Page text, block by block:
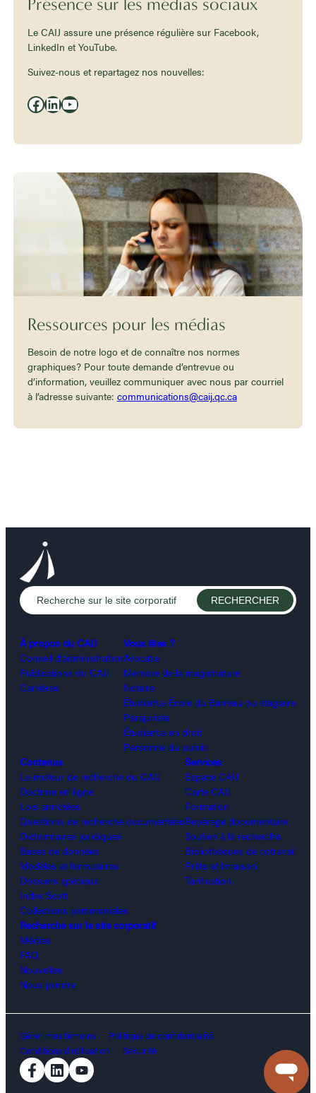
Présence sur les médias sociaux
Le CAIJ assure une présence régulière sur Facebook,
LinkedIn et YouTube.
Suivez-nous et repartagez nos nouvelles:
Facebook
LinkedIn
YouTube
Ressources pour les médias
Besoin de notre logo et de connaître nos normes
graphiques? Pour toute demande d’entrevue ou
d’information, veuillez communiquer avec nous par courriel
à l’adresse suivante: communications@caij.qc.ca
À propos du CAIJ
Conseil d’administration
Publications du CAIJ
Carrières
Vous êtes ?
Avocat.e
Membre de la magistrature
Notaire
Étudiant.e École du Barreau ou stagiaire
Parajuriste
Étudiant.e en droit
Personne du public
Contenus
Le moteur de recherche du CAIJ
Doctrine en ligne
Lois annotées
Questions de recherche documentées
Dictionnaires juridiques
Bases de données
Modèles et formulaires
Dossiers spéciaux
Index Scott
Collections patrimoniales
Services
Espace CAIJ
Carte CAIJ
Formation
Repérage documentaire
Soutien à la recherche
Bibliothèques de cotravail
Prêts et livraison
Tarification
Recherche sur le site corporatif
Médias
FAQ
Nouvelles
Nous joindre
Gérer mes témoins
Politique de confidentialité
Conditions d’utilisation
Sécurité